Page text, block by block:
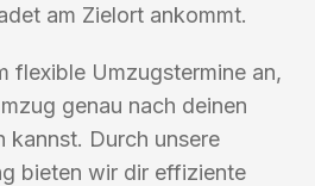
am Zielort ankommt.
flexible Umzugstermine an,
genau nach deinen
kannst. Durch unsere
bieten wir dir effiziente